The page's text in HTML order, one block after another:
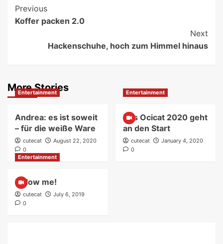
Post
Navigation
Previous
Koffer packen 2.0
Next
Hackenschuhe, hoch zum Himmel hinaus
More Stories
Entertainment
Andrea: es ist soweit
– für die weiße Ware
cutecat
August 22, 2020
0
Entertainment
Das Ocicat 2020 geht
an den Start
cutecat
January 4, 2020
0
Entertainment
Follow me!
cutecat
July 6, 2019
0